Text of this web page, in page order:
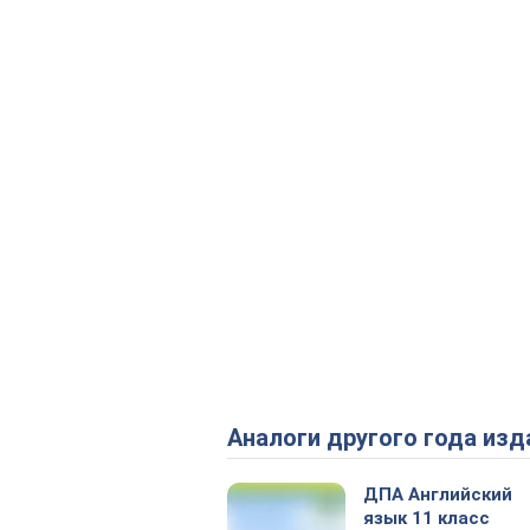
Аналоги другого года
ДПА Английский
язык 11 класс